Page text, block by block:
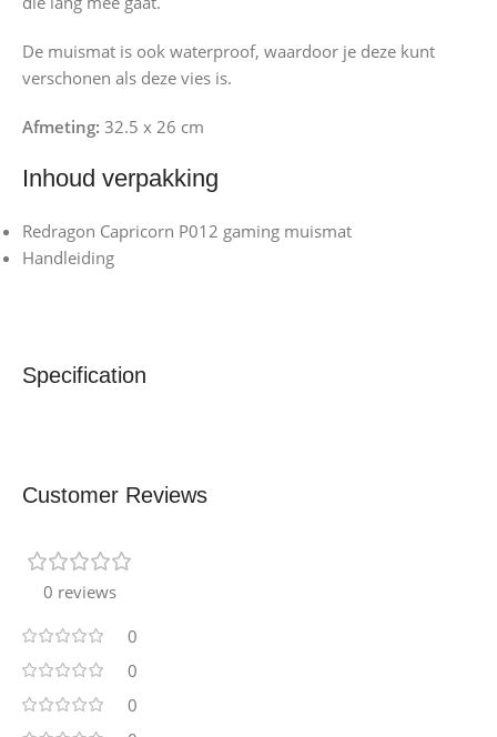
De muismat is ook waterproof, waardoor je deze kunt
verschonen als deze vies is.
Afmeting: 32.5 x 26 cm
Inhoud verpakking
Redragon Capricorn P012 gaming muismat
Handleiding
Specification
Customer Reviews
0 reviews
0
0
0